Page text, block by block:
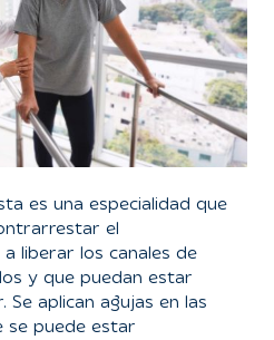
es una especialidad que
el
liberar los canales de
y que puedan estar
Se aplican agujas en las
se puede estar